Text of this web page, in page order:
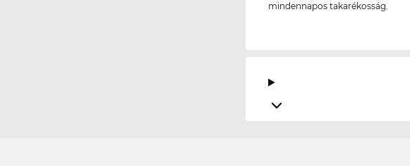
mindennapos takarékosság.